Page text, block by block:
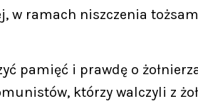
w ramach niszczenia
pamięć i prawdę o
którzy walczyli z